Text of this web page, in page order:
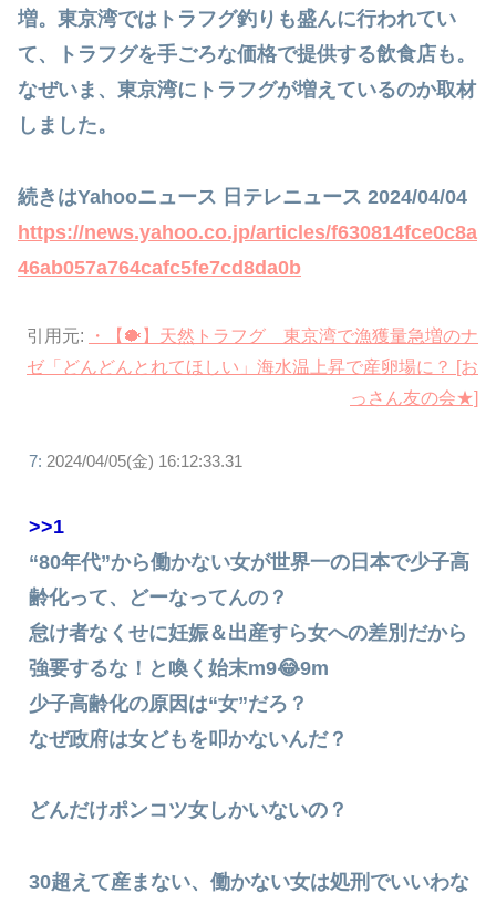
増。東京湾ではトラフグ釣りも盛んに行われてい
て、トラフグを手ごろな価格で提供する飲食店も。
なぜいま、東京湾にトラフグが増えているのか取材
しました。
続きはYahooニュース 日テレニュース 2024/04/04
https://news.yahoo.co.jp/articles/f630814fce0c8a
46ab057a764cafc5fe7cd8da0b
引用元:
・【🐡】天然トラフグ 東京湾で漁獲量急増のナ
ゼ「どんどんとれてほしい」海水温上昇で産卵場に？ [お
っさん友の会★]
7: 2024/04/05(金) 16:12:33.31
>>1
“80年代”から働かない女が世界一の日本で少子高
齢化って、どーなってんの？
怠け者なくせに妊娠＆出産すら女への差別だから
強要するな！と喚く始末m9😂9m
少子高齢化の原因は“女”だろ？
なぜ政府は女どもを叩かないんだ？
どんだけポンコツ女しかいないの？
30超えて産まない、働かない女は処刑でいいわな